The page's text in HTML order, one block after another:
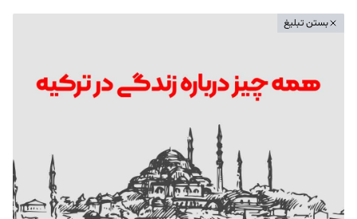
بستن تبلیغ